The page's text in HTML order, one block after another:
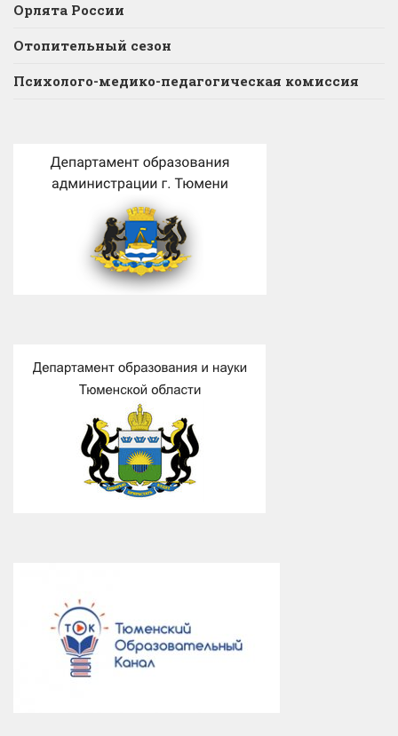
Орлята России
Отопительный сезон
Психолого-медико-педагогическая комиссия